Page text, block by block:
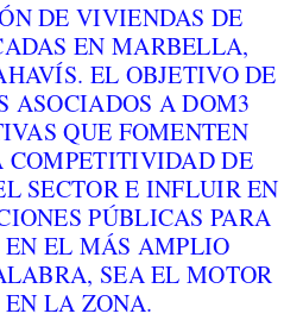
DE VIVIENDAS DE
EN MARBELLA,
EL OBJETIVO DE
ASOCIADOS A DOM3
QUE FOMENTEN
COMPETITIVIDAD DE
SECTOR E INFLUIR EN
PÚBLICAS PARA
EL MÁS AMPLIO
SEA EL MOTOR
LA ZONA.